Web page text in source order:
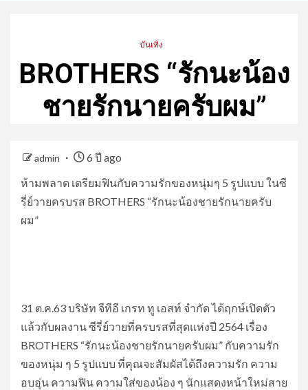
บันเทิง
BROTHERS “รักนะน้อง
ชายรักนายครับผม”
admin
6 ปี ago
ห้ามพลาด เตรียมฟินกับความรักของหนุ่มๆ 5 รูปแบบ ในซี
รี่ย์วายครบรส BROTHERS “รักนะน้องชายรักนายครับ
ผม”
31 ต.ค.63 บริษัท จีทีอี เกรท ทู เอสท์ จำกัด ได้ฤกษ์เปิดตัว
แล้วกับผลงาน ซีรี่ย์วายที่ครบรสที่สุดแห่งปี 2564 เรื่อง
BROTHERS “รักนะน้องชายรักนายครับผม” กับความรัก
ของหนุ่ม ๆ 5 รูปแบบ ที่คุณจะสัมผัสได้ถึงความรัก ความ
อบอุ่น ความฟิน ความใส่ของน้อง ๆ นักแสดงหน้าใหม่สาย